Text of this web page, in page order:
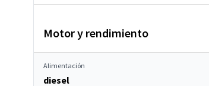
Motor y rendimiento
Alimentación
diesel